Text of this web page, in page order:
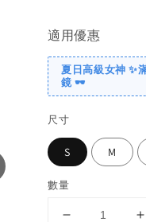
適用優惠
夏日高級女神 ✨
鏡 🕶️
尺寸
S M
數量